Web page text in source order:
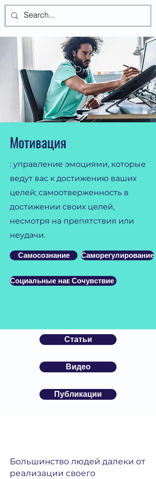
Мотивация
: управление эмоциями, которые
ведут вас к достижению ваших
целей; самоотверженность в
достижении своих целей,
несмотря на препятствия или
неудачи.
Самосознание Саморегулирование
Социальные навыкиСочувствие
Статьи
Видео
Публикации
Большинство людей далеки от
реализации своего